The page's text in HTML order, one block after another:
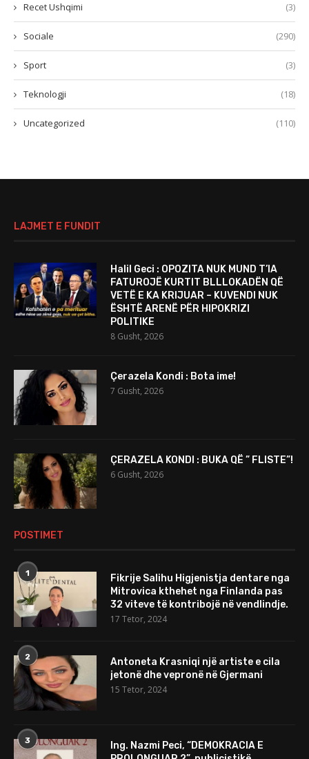
Recet Ushqimi (3)
Sociale (290)
Sport (3)
Teknologji (18)
Uncategorized (110)
LAJMET E FUNDIT
Halil Geci : OPOZITA NUK MUND T’IA
FATUROJË KURTIT BLLLOKADËN QË
VETË E KA KRIJUAR – KUVENDI NUK
ËSHTË ARENË PËR HIPOKRIZI
POLITIKE
8 Gusht, 2026
Çerazela Kondi : Bota ime!
7 Gusht, 2026
ÇERAZELA KONDI : BUKA QË ” FLISTE”!
6 Gusht, 2026
POSTIMET
1
Fikrije Salihu Higjenistja dentare nga
Mitrovica kthehet nga Finlanda pas
32 viteve të kontribojë në vendlindje.
17 Tetor, 2024
2
Antoneta Krasniqi një artiste e cila
jetonë dhe vepronë në Gjermani
15 Tetor, 2024
3
Ing. Nazmi Peci, “DEMOKRACIA E